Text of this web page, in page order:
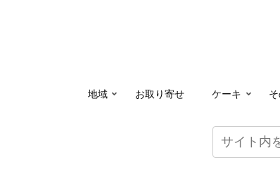
地域 お取り寄せ ケーキ